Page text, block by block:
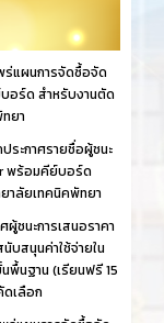
ร่แผนการจัดซื้อจัด
อร์ด สำหรับงานตัด
ยา
ระกาศรายชื่อผู้ชนะ
พร้อมคีย์บอร์ด
าลัยเทคนิคพัทยา
ผู้ชนะการเสนอราคา
บสนุนค่าใช้จ่ายใน
พื้นฐาน (เรียนฟรี 15
เลือก